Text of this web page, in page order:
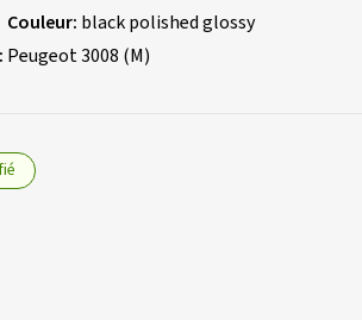
Couleur: black polished glossy
Peugeot 3008 (M)